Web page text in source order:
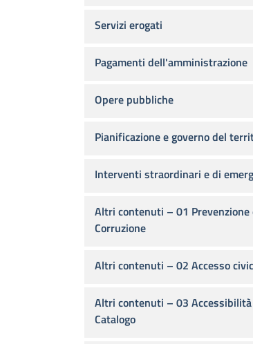
Servizi erogati
Pagamenti dell'amministrazione
Opere pubbliche
Pianificazione e governo del
Interventi straordinari e di
Altri contenuti – 01 Prevenzione
Corruzione
Altri contenuti – 02 Accesso
Altri contenuti – 03
Catalogo